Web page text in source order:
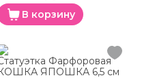
В корзину
Фарфоровая
ЯПОШКА 6,5 см